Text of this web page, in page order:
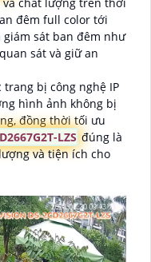
chất lượng trên thời
đêm full color tới
sát ban đêm như
sát và giữ an
trang bị công nghệ IP
hình ảnh không bị
đồng thời tối ưu
LZS đúng là
và tiện ích cho